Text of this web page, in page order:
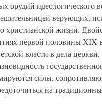
орудий идеологического
верующих,
христианской жизни.
первой половины XIX
власти в дела
силы,
на